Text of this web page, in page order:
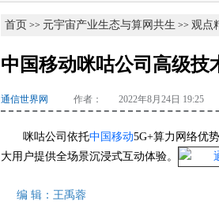
首页 >> 元宇宙产业生态与算网共生 >> 观点
中国移动咪咕公司高级技
通信世界网 作者： 2022年8月24日 19:25
咪咕公司依托中国移动5G+算力网络优
大用户提供全场景沉浸式互动体验。
编 辑：王禹蓉